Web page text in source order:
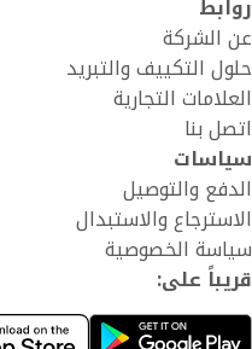
روابط
عن الشركة
حلول التكييف والتبريد
العلامات التجارية
اتصل بنا
سياسات
الدفع والتوصيل
الاسترجاع والاستبدال
سياسة الخصوصية
قريباً على: